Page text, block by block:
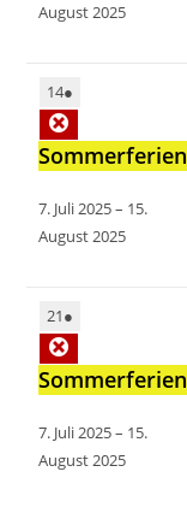
August 2025
14●
Sommerferien
7. Juli 2025– 15.
August 2025
21●
Sommerferien
7. Juli 2025– 15.
August 2025